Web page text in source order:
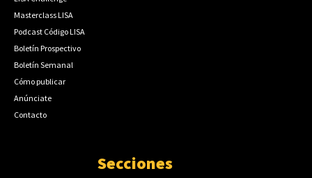
Masterclass LISA
Podcast Código LISA
Boletín Prospectivo
Boletín Semanal
Cómo publicar
Anúnciate
Contacto
Secciones